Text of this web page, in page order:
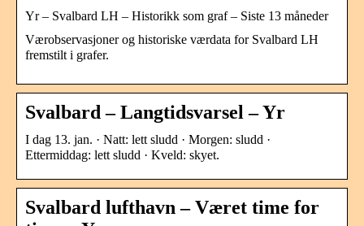
Yr – Svalbard LH – Historikk som graf – Siste 13 måneder
Værobservasjoner og historiske værdata for Svalbard LH
fremstilt i grafer.
Svalbard – Langtidsvarsel – Yr
I dag 13. jan. · Natt: lett sludd · Morgen: sludd ·
Ettermiddag: lett sludd · Kveld: skyet.
Svalbard lufthavn – Været time for